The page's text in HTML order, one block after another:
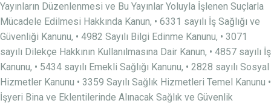
Yayınların Düzenlenmesi ve Bu Yayınlar Yoluyla İşlenen Suçlarla
Mücadele Edilmesi Hakkında Kanun, • 6331 sayılı İş Sağlığı ve
Güvenliği Kanunu, • 4982 Sayılı Bilgi Edinme Kanunu, • 3071
sayılı Dilekçe Hakkının Kullanılmasına Dair Kanun, • 4857 sayılı İş
Kanunu, • 5434 sayılı Emekli Sağlığı Kanunu, • 2828 sayılı Sosyal
Hizmetler Kanunu • 3359 Sayılı Sağlık Hizmetleri Temel Kanunu •
İşyeri Bina ve Eklentilerinde Alınacak Sağlık ve Güvenlik